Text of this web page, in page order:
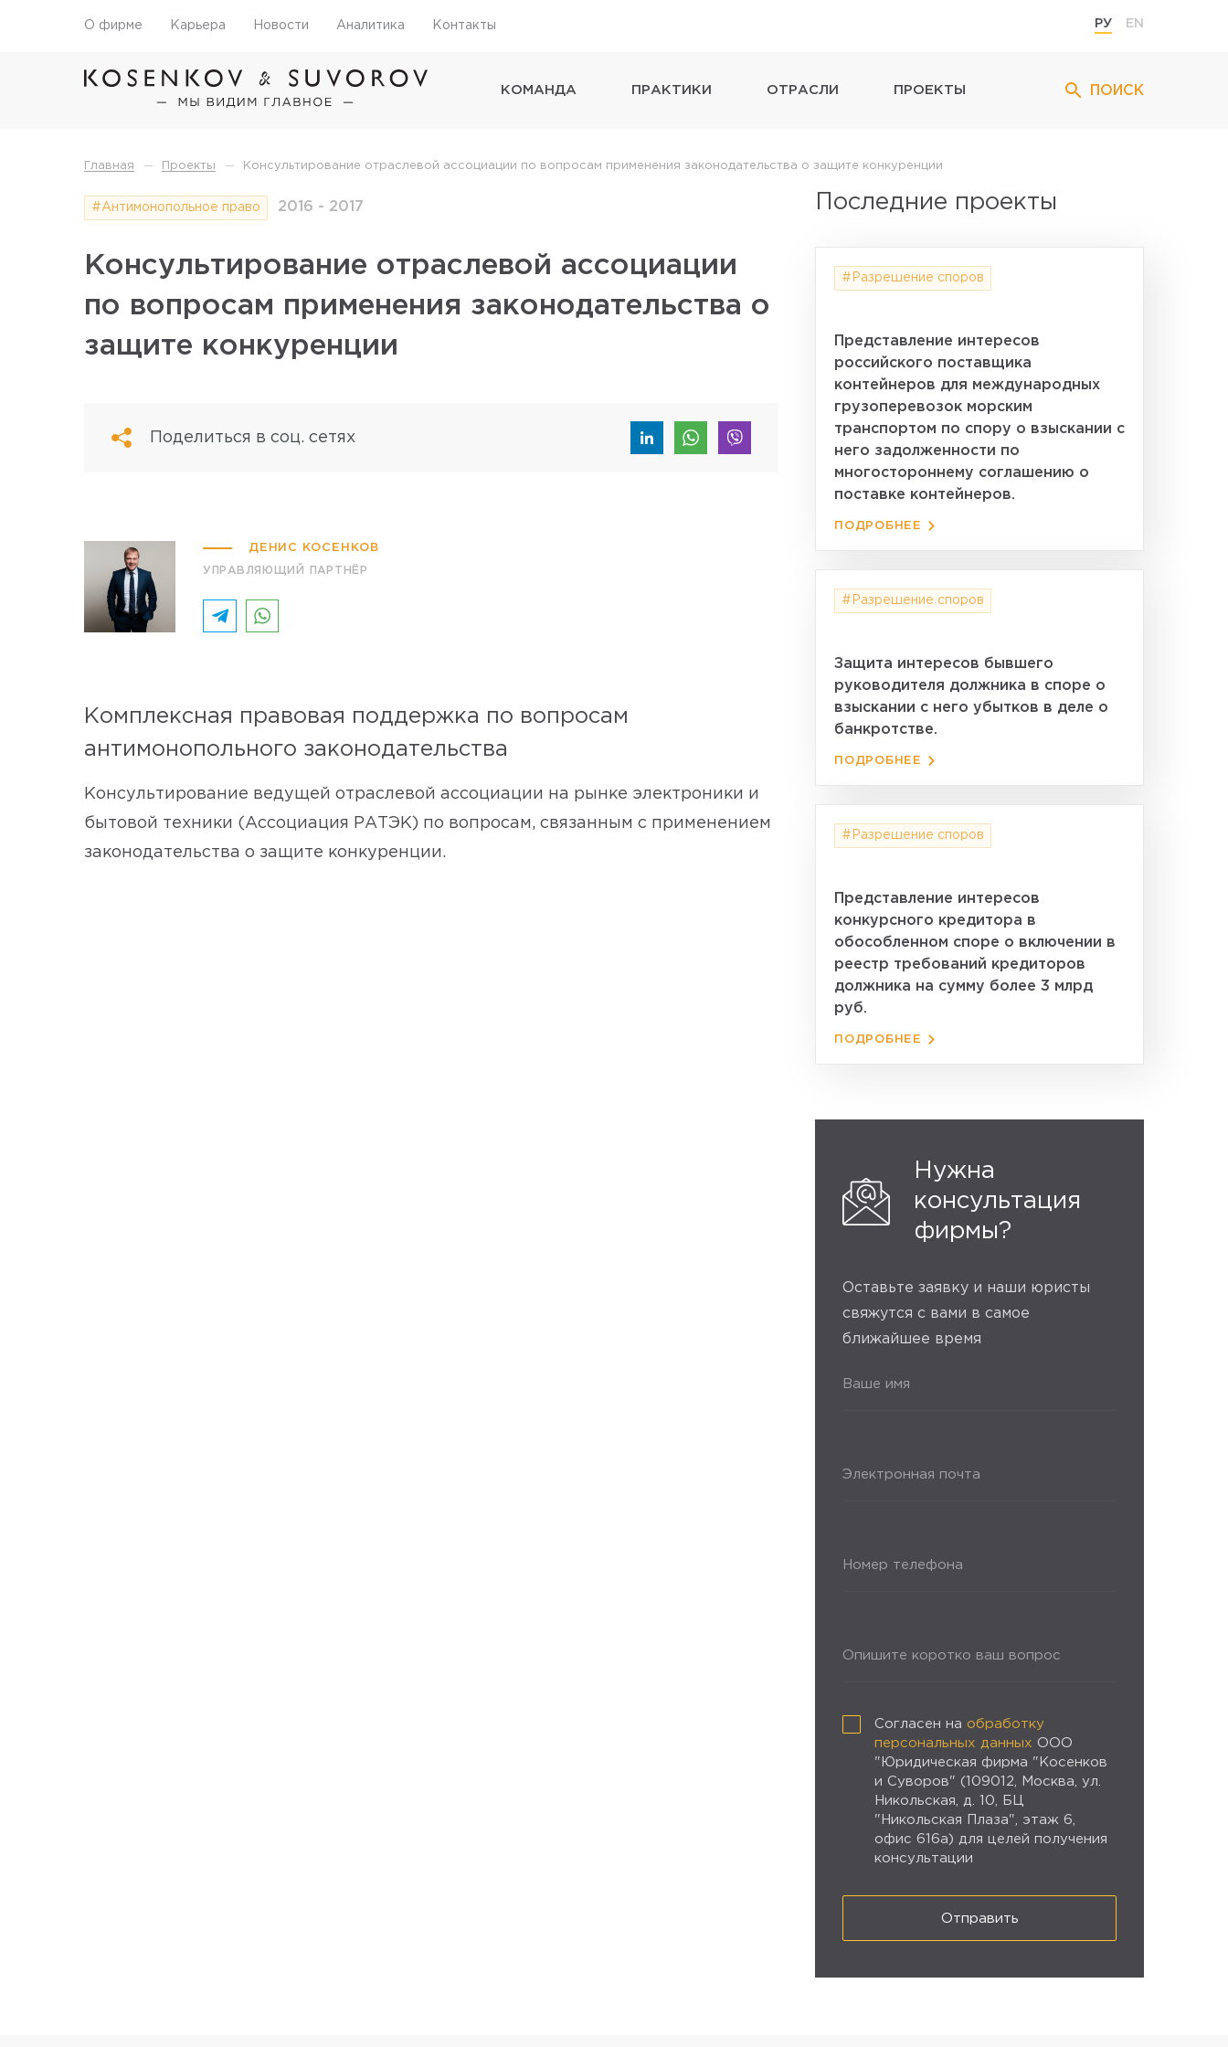
О фирме Карьера Новости Аналитика Контакты РУ EN
КОМАНДА ПРАКТИКИ ОТРАСЛИ ПРОЕКТЫ ПОИСК
Главная — Проекты — Консультирование отраслевой ассоциации по вопросам применения законодательства о защите конкуренции
#Антимонопольное право 2016 - 2017
Консультирование отраслевой ассоциации
по вопросам применения законодательства о
защите конкуренции
Поделиться в соц. сетях
ДЕНИС КОСЕНКОВ
УПРАВЛЯЮЩИЙ ПАРТНЁР
Комплексная правовая поддержка по вопросам
антимонопольного законодательства
Консультирование ведущей отраслевой ассоциации на рынке электроники и
бытовой техники (Ассоциация РАТЭК) по вопросам, связанным с применением
законодательства о защите конкуренции.
Последние проекты
#Разрешение споров
Представление интересов
российского поставщика
контейнеров для международных
грузоперевозок морским
транспортом по спору о взыскании с
него задолженности по
многостороннему соглашению о
поставке контейнеров.
ПОДРОБНЕЕ
#Разрешение споров
Защита интересов бывшего
руководителя должника в споре о
взыскании с него убытков в деле о
банкротстве.
ПОДРОБНЕЕ
#Разрешение споров
Представление интересов
конкурсного кредитора в
обособленном споре о включении в
реестр требований кредиторов
должника на сумму более 3 млрд
руб.
ПОДРОБНЕЕ
Нужна
консультация
фирмы?
Оставьте заявку и наши юристы
свяжутся с вами в самое
ближайшее время
Ваше имя
Электронная почта
Номер телефона
Опишите коротко ваш вопрос
Согласен на обработку
персональных данных ООО
"Юридическая фирма "Косенков
и Суворов" (109012, Москва, ул.
Никольская, д. 10, БЦ
"Никольская Плаза", этаж 6,
офис 616а) для целей получения
консультации
Отправить